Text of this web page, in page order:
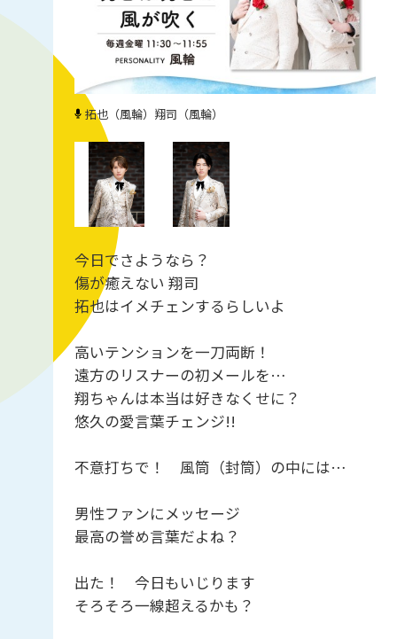
拓也（風輪） 翔司（風輪）
今日でさようなら？
傷が癒えない 翔司
拓也はイメチェンするらしいよ
高いテンションを一刀両断！
遠方のリスナーの初メールを…
翔ちゃんは本当は好きなくせに？
悠久の愛言葉チェンジ!!
不意打ちで！ 風筒（封筒）の中には…
男性ファンにメッセージ
最高の誉め言葉だよね？
出た！ 今日もいじります
そろそろ一線超えるかも？